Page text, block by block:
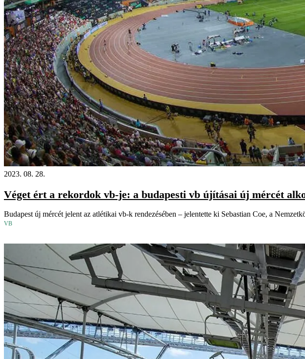
2023. 08. 28.
Véget ért a rekordok vb-je: a budapesti vb újításai új mércét
Budapest új mércét jelent az atlétikai vb-k rendezésében – jelentette ki Sebastian Coe, a
VB